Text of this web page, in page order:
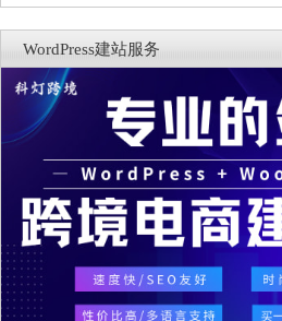
WordPress建站服务